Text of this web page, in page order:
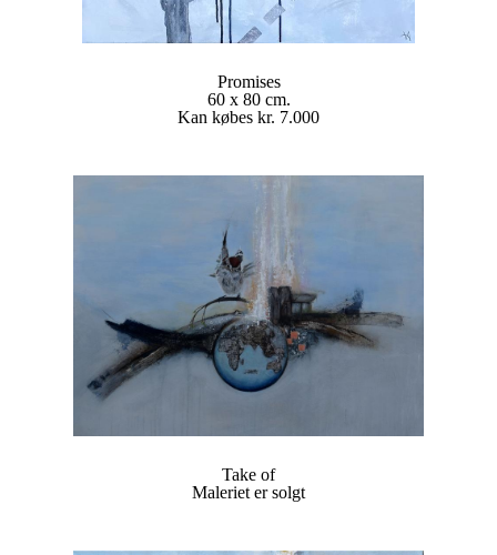
Promises
60 x 80 cm.
Kan købes kr. 7.000
Take of
Maleriet er solgt